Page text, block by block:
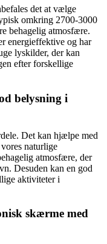
det at vælge
omkring 2700-3000
behagelig atmosfære.
energieffektive og har
lyskilder, der kan
efter forskellige
belysning i
Det kan hjælpe med
naturlige
atmosfære, der
Desuden kan en god
aktiviteter i
skærme med